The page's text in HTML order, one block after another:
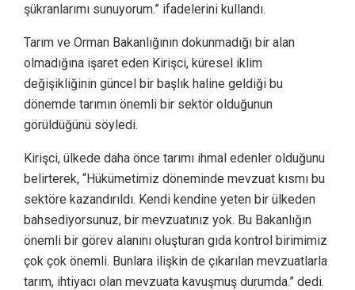
şükranlarımı sunuyorum.” ifadelerini kullandı.
Tarım ve Orman Bakanlığının dokunmadığı bir alan
olmadığına işaret eden Kirişci, küresel iklim
değişikliğinin güncel bir başlık haline geldiği bu
dönemde tarımın önemli bir sektör olduğunun
görüldüğünü söyledi.
Kirişci, ülkede daha önce tarımı ihmal edenler olduğunu
belirterek, “Hükümetimiz döneminde mevzuat kısmı bu
sektöre kazandırıldı. Kendi kendine yeten bir ülkeden
bahsediyorsunuz, bir mevzuatınız yok. Bu Bakanlığın
önemli bir görev alanını oluşturan gıda kontrol birimimiz
çok çok önemli. Bunlara ilişkin de çıkarılan mevzuatlarla
tarım, ihtiyacı olan mevzuata kavuşmuş durumda.” dedi.